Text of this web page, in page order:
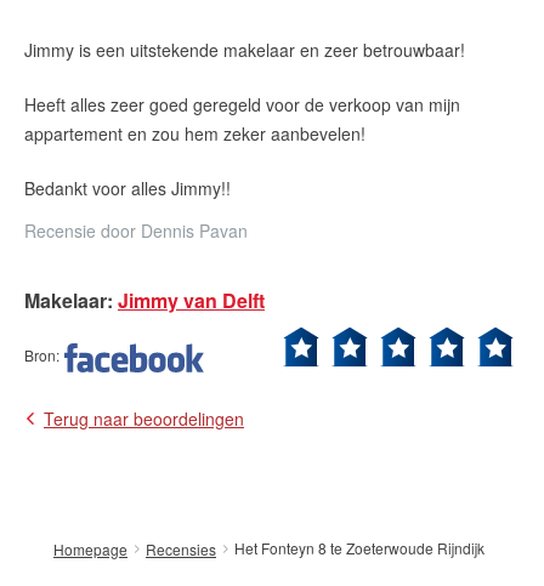
RE/MAX Makelaarsgilde
+31 71 516 23 70
English?
Jimmy is een uitstekende makelaar en zeer betrouwbaar!
Heeft alles zeer goed geregeld voor de verkoop van mijn
appartement en zou hem zeker aanbevelen!
Bedankt voor alles Jimmy!!
Recensie door Dennis Pavan
Makelaar: Jimmy van Delft
Bron:
Terug naar beoordelingen
Homepage Recensies Het Fonteyn 8 te Zoeterwoude Rijndijk